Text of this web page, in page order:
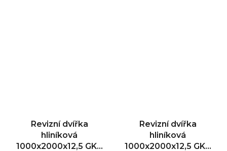
Revizní dvířka
hliníková
1000x2000x12,5 GKB
Revizní dvířka
hliníková
1000x2000x12,5 GKB